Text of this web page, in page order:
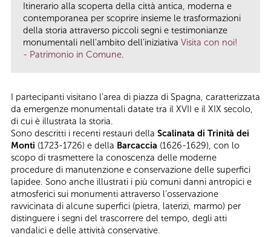
Itinerario alla scoperta della città antica, moderna e
contemporanea per scoprire insieme le trasformazioni
della storia attraverso piccoli segni e testimonianze
monumentali nell'ambito dell'iniziativa Visita con noi!
- Patrimonio in Comune.
I partecipanti visitano l’area di piazza di Spagna, caratterizzata
da emergenze monumentali datate tra il XVII e il XIX secolo,
di cui è illustrata la storia.
Sono descritti i recenti restauri della Scalinata di Trinità dei
Monti (1723-1726) e della Barcaccia (1626-1629), con lo
scopo di trasmettere la conoscenza delle moderne
procedure di manutenzione e conservazione delle superfici
lapidee. Sono anche illustrati i più comuni danni antropici e
atmosferici sui monumenti attraverso l’osservazione
ravvicinata di alcune superfici (pietra, laterizi, marmo) per
distinguere i segni del trascorrere del tempo, degli atti
vandalici e delle attività conservative.